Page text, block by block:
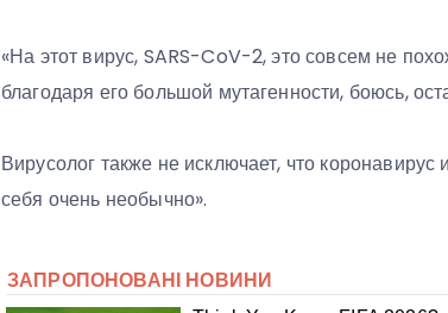
«На этот вирус, SARS-CoV-2, это совсем не
благодаря его большой мутагенности, боюсь,
Вирусолог также не исключает, что
себя очень необычно».